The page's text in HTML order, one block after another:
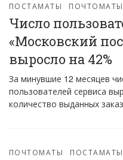
ПОСТАМАТЫ ПОЧТОМАТЫ
Число
«Московский
выросло на 42%
За минувшие 12 месяцев
пользователей сервиса
количество выданных
ПОЧТОМАТЫ ПОСТАМАТЫ